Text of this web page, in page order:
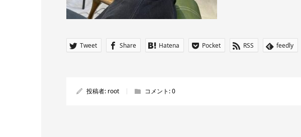
Tweet Share Hatena Pocket RSS feedly
投稿者: root コメント:0